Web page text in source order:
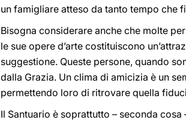
un famigliare atteso da tanto tempo che
Bisogna considerare anche che molte
le sue opere d’arte costituiscono
suggestione. Queste persone, quando
dalla Grazia. Un clima di amicizia è un
permettendo loro di ritrovare quella
Il Santuario è soprattutto – seconda cosa